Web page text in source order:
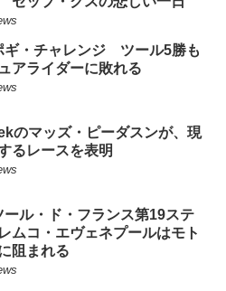
ギ・チャレンジ ツール5勝も
アライダーに敗れる
のマッズ・ピーダスンが、現
るレースを表明
ール・ド・フランス第19ステ
ムコ・エヴェネプールはモト
阻まれる